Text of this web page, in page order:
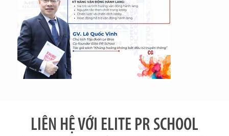
LIÊN HỆ VỚI ELITE PR SCHOOL